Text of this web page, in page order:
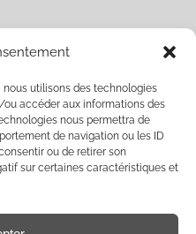
nous utilisons des technologies
accéder aux informations des
nous permettra de
de navigation ou les ID
ou de retirer son
sur certaines caractéristiques et
le-Rotrou
15h00-18h00 et sur
recevoir notre